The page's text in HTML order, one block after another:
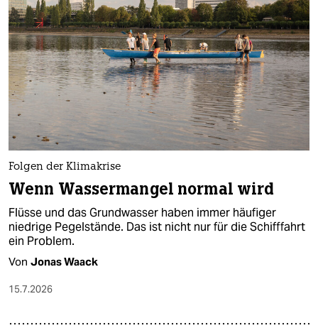
Folgen der Klimakrise
Wenn Wassermangel normal wird
Flüsse und das Grundwasser haben immer häufiger
niedrige Pegelstände. Das ist nicht nur für die Schifffahrt
ein Problem.
Von Jonas Waack
15.7.2026